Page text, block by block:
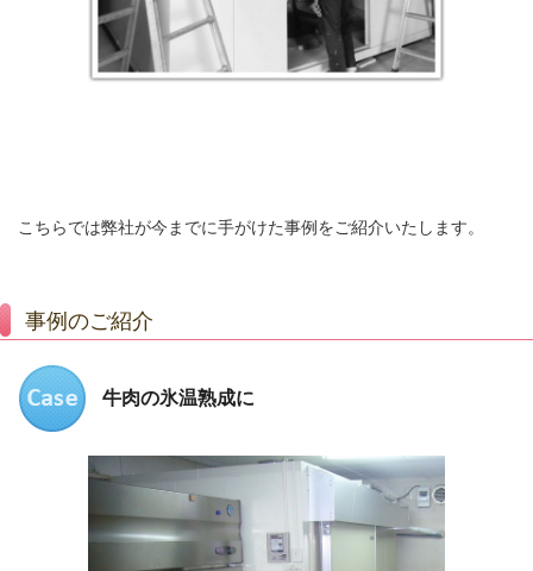
こちらでは弊社が今までに手がけた事例をご紹介いたします。
事例のご紹介
牛肉の氷温熟成に